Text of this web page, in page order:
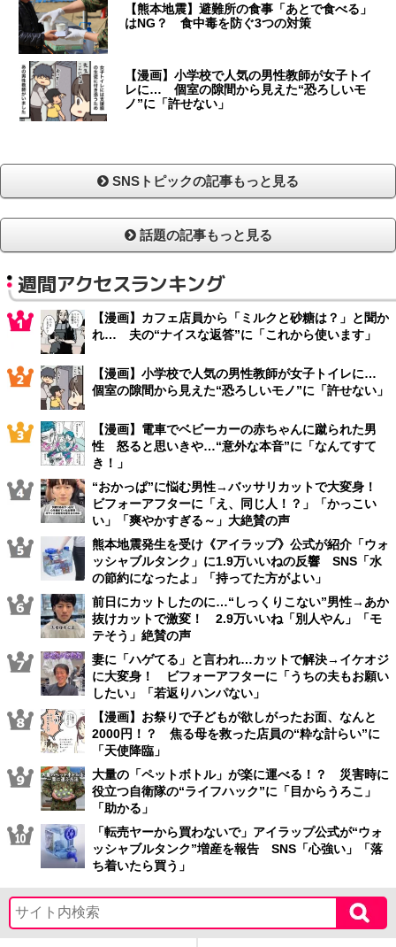
【熊本地震】避難所の食事「あとで食べる」
はNG？ 食中毒を防ぐ3つの対策
【漫画】小学校で人気の男性教師が女子トイ
レに… 個室の隙間から見えた“恐ろしいモ
ノ”に「許せない」
SNSトピックの記事もっと見る
話題の記事もっと見る
週間アクセスランキング
【漫画】カフェ店員から「ミルクと砂糖は？」と聞か
れ… 夫の“ナイスな返答”に「これから使います」
【漫画】小学校で人気の男性教師が女子トイレに…
個室の隙間から見えた“恐ろしいモノ”に「許せない」
【漫画】電車でベビーカーの赤ちゃんに蹴られた男
性 怒ると思いきや…“意外な本音”に「なんてすて
き！」
“おかっぱ”に悩む男性→バッサリカットで大変身！
ビフォーアフターに「え、同じ人！？」「かっこい
い」「爽やかすぎる～」大絶賛の声
熊本地震発生を受け《アイラップ》公式が紹介「ウォ
ッシャブルタンク」に1.9万いいねの反響 SNS「水
の節約になったよ」「持ってた方がよい」
前日にカットしたのに…“しっくりこない”男性→あか
抜けカットで激変！ 2.9万いいね「別人やん」「モ
テそう」絶賛の声
妻に「ハゲてる」と言われ…カットで解決→イケオジ
に大変身！ ビフォーアフターに「うちの夫もお願い
したい」「若返りハンパない」
【漫画】お祭りで子どもが欲しがったお面、なんと
2000円！？ 焦る母を救った店員の“粋な計らい”に
「天使降臨」
大量の「ペットボトル」が楽に運べる！？ 災害時に
役立つ自衛隊の“ライフハック”に「目からうろこ」
「助かる」
「転売ヤーから買わないで」アイラップ公式が“ウォ
ッシャブルタンク”増産を報告 SNS「心強い」「落
ち着いたら買う」